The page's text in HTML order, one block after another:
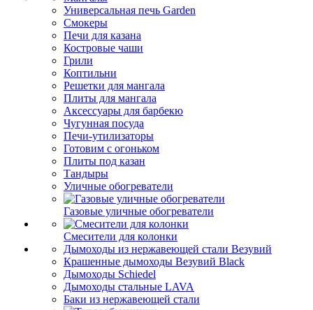
Универсальная печь Garden
Смокеры
Печи для казана
Костровые чаши
Грили
Коптильни
Решетки для мангала
Плиты для мангала
Аксессуары для барбекю
Чугунная посуда
Печи-утилизаторы
Готовим с огоньком
Плиты под казан
Тандыры
Уличные обогреватели
Газовые уличные обогреватели
Смесители для колонки
Дымоходы из нержавеющей стали Везувий
Крашенные дымоходы Везувий Black
Дымоходы Schiedel
Дымоходы стальные LAVA
Баки из нержавеющей стали